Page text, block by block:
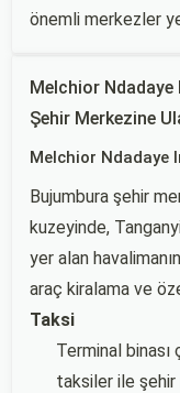
önemli merkezler
Melchior Ndadaye
Şehir Merkezine
Melchior Ndadaye
Bujumbura şehir
kuzeyinde,
yer alan
araç kiralama ve
Taksi
Terminal binası
taksiler ile şehir